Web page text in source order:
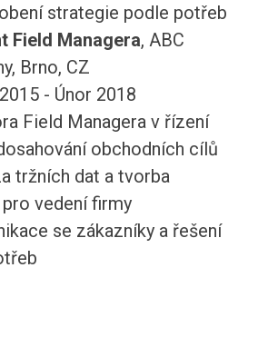
strategie podle potřeb
Field Managera, ABC
Brno, CZ
- Únor 2018
Field Managera v řízení
obchodních cílů
tržních dat a tvorba
vedení firmy
se zákazníky a řešení